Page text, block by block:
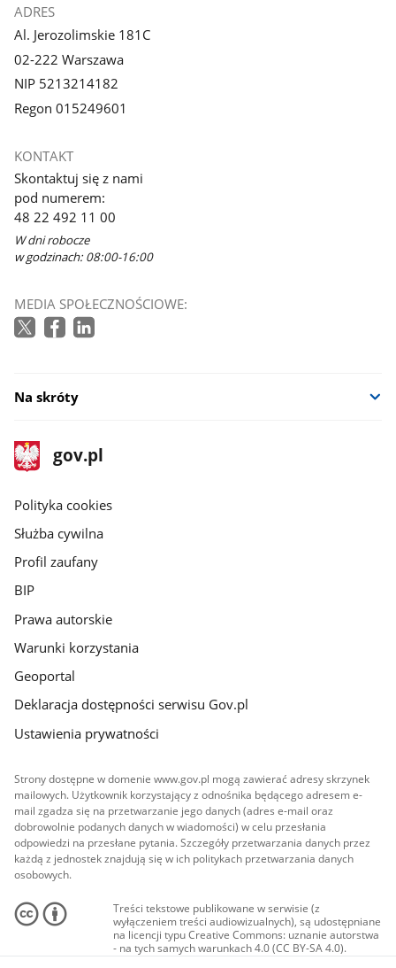
ADRES
Al. Jerozolimskie 181C
02-222 Warszawa
NIP 5213214182
Regon 015249601
KONTAKT
Skontaktuj się z nami
pod numerem:
48 22 492 11 00
W dni robocze
w godzinach: 08:00-16:00
MEDIA SPOŁECZNOŚCIOWE:
Na skróty
stopka
gov.pl
Strona
gov.pl
gov.pl
Polityka cookies
Służba cywilna
Profil zaufany
BIP
Prawa autorskie
Warunki korzystania
Geoportal
Deklaracja dostępności serwisu Gov.pl
Ustawienia prywatności
Strony dostępne w domenie www.gov.pl mogą zawierać adresy skrzynek
mailowych. Użytkownik korzystający z odnośnika będącego adresem e-
mail zgadza się na przetwarzanie jego danych (adres e-mail oraz
dobrowolnie podanych danych w wiadomości) w celu przesłania
odpowiedzi na przesłane pytania. Szczegóły przetwarzania danych przez
każdą z jednostek znajdują się w ich politykach przetwarzania danych
osobowych.
Treści tekstowe publikowane w serwisie (z
wyłączeniem treści audiowizualnych), są udostępniane
na licencji typu Creative Commons: uznanie autorstwa
- na tych samych warunkach 4.0 (CC BY-SA 4.0).
Materiały audiowizualne, w tym zdjęcia, materiały